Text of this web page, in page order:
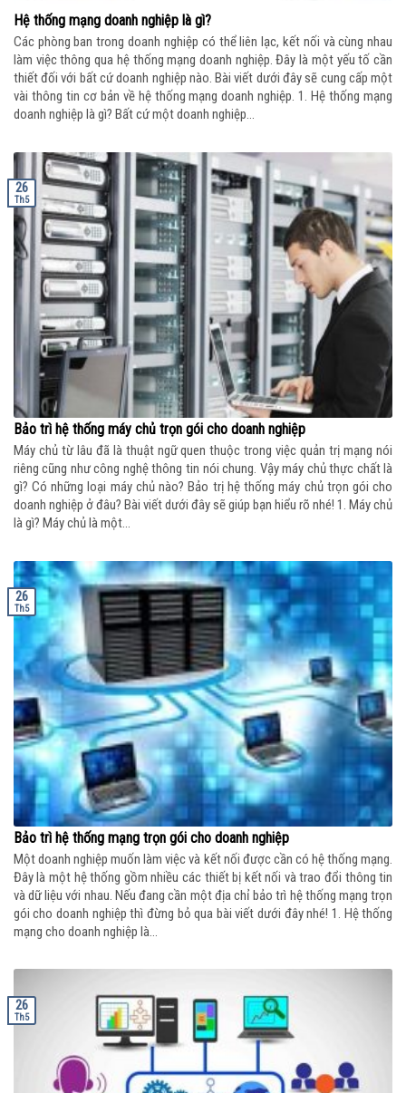
Hệ thống mạng doanh nghiệp là gì?
Các phòng ban trong doanh nghiệp có thể liên lạc, kết nối và cùng nhau
làm việc thông qua hệ thống mạng doanh nghiệp. Đây là một yếu tố cần
thiết đối với bất cứ doanh nghiệp nào. Bài viết dưới đây sẽ cung cấp một
vài thông tin cơ bản về hệ thống mạng doanh nghiệp. 1. Hệ thống mạng
doanh nghiệp là gì? Bất cứ một doanh nghiệp...
Bảo trì hệ thống máy chủ trọn gói cho doanh nghiệp
Máy chủ từ lâu đã là thuật ngữ quen thuộc trong việc quản trị mạng nói
riêng cũng như công nghệ thông tin nói chung. Vậy máy chủ thực chất là
gì? Có những loại máy chủ nào? Bảo trị hệ thống máy chủ trọn gói cho
doanh nghiệp ở đâu? Bài viết dưới đây sẽ giúp bạn hiểu rõ nhé! 1. Máy chủ
là gì? Máy chủ là một...
26
Th5
Bảo trì hệ thống mạng trọn gói cho doanh nghiệp
Một doanh nghiệp muốn làm việc và kết nối được cần có hệ thống mạng.
Đây là một hệ thống gồm nhiều các thiết bị kết nối và trao đổi thông tin
và dữ liệu với nhau. Nếu đang cần một địa chỉ bảo trì hệ thống mạng trọn
gói cho doanh nghiệp thì đừng bỏ qua bài viết dưới đây nhé! 1. Hệ thống
mạng cho doanh nghiệp là...
26
Th5
26
Th5